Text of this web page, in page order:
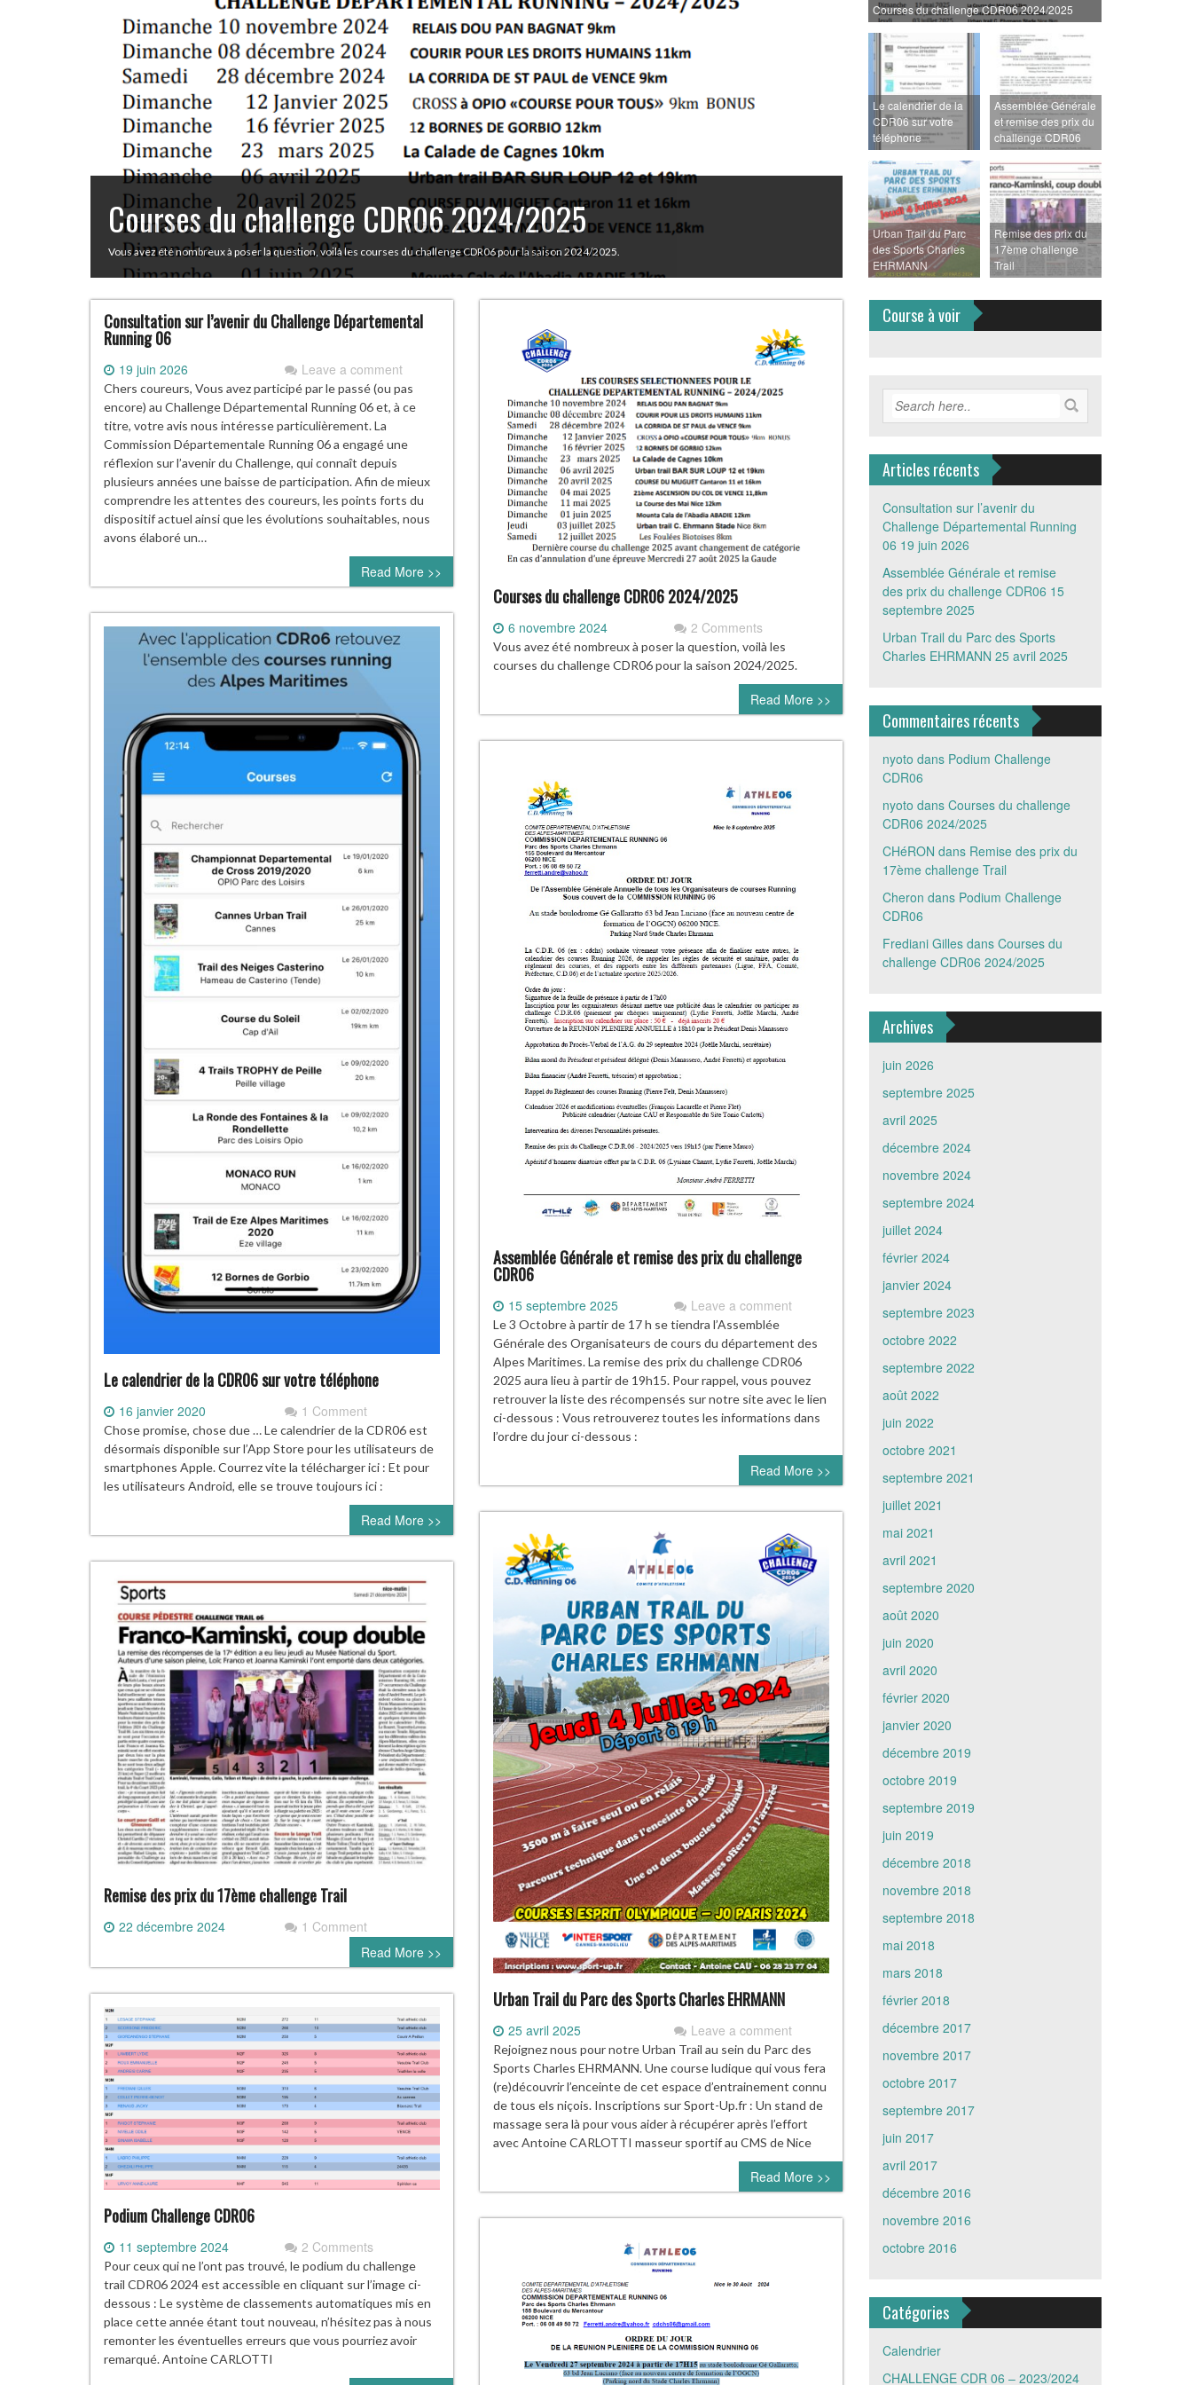
Courses du challenge CDR06 2024/2025
Vous avez été nombreux à poser la question, voilà les courses du challenge CDR06 pour la saison 2024/2025.
Courses du challenge CDR06 2024/2025
Le calendrier de la
CDR06 sur votre
téléphone
Assemblée Générale
et remise des prix du
challenge CDR06
Urban Trail du Parc
des Sports Charles
EHRMANN
Remise des prix du
17ème challenge
Trail
Consultation sur l’avenir du Challenge Départemental
Running 06
19 juin 2026 Leave a comment
Chers coureurs, Vous avez participé par le passé (ou pas
encore) au Challenge Départemental Running 06 et, à ce
titre, votre avis nous intéresse particulièrement. La
Commission Départementale Running 06 a engagé une
réflexion sur l’avenir du Challenge, qui connaît depuis
plusieurs années une baisse de participation. Afin de mieux
comprendre les attentes des coureurs, les points forts du
dispositif actuel ainsi que les évolutions souhaitables, nous
avons élaboré un…
Read More >>
Courses du challenge CDR06 2024/2025
6 novembre 2024 2 Comments
Vous avez été nombreux à poser la question, voilà les
courses du challenge CDR06 pour la saison 2024/2025.
Read More >>
Le calendrier de la CDR06 sur votre téléphone
16 janvier 2020 1 Comment
Chose promise, chose due … Le calendrier de la CDR06 est
désormais disponible sur l’App Store pour les utilisateurs de
smartphones Apple. Courrez vite la télécharger ici : Et pour
les utilisateurs Android, elle se trouve toujours ici :
Read More >>
Assemblée Générale et remise des prix du challenge
CDR06
15 septembre 2025 Leave a comment
Le 3 Octobre à partir de 17 h se tiendra l’Assemblée
Générale des Organisateurs de cours du département des
Alpes Maritimes. La remise des prix du challenge CDR06
2025 aura lieu à partir de 19h15. Pour rappel, vous pouvez
retrouver la liste des récompensés sur notre site avec le lien
ci-dessous : Vous retrouverez toutes les informations dans
l’ordre du jour ci-dessous :
Read More >>
Urban Trail du Parc des Sports Charles EHRMANN
25 avril 2025 Leave a comment
Rejoignez nous pour notre Urban Trail au sein du Parc des
Sports Charles EHRMANN. Une course ludique qui vous fera
(re)découvrir l’enceinte de cet espace d’entrainement connu
de tous els niçois. Inscriptions sur Sport-Up.fr : Un stand de
massage sera là pour vous aider à récupérer après l’effort
avec Antoine CARLOTTI masseur sportif au CMS de Nice
Read More >>
Remise des prix du 17ème challenge Trail
22 décembre 2024
1 Comment
Read More >>
Podium Challenge CDR06
11 septembre 2024 2 Comments
Pour ceux qui ne l’ont pas trouvé, le podium du challenge
trail CDR06 2024 est accessible en cliquant sur l’image ci-
dessous : Le système de classements automatiques mis en
place cette année étant tout nouveau, n’hésitez pas à nous
remonter les éventuelles erreurs que vous pourriez avoir
remarqué. Antoine CARLOTTI
Course à voir
Articles récents
Consultation sur l’avenir du
Challenge Départemental Running
06 19 juin 2026
Assemblée Générale et remise
des prix du challenge CDR06 15
septembre 2025
Urban Trail du Parc des Sports
Charles EHRMANN 25 avril 2025
Commentaires récents
nyoto dans Podium Challenge
CDR06
nyoto dans Courses du challenge
CDR06 2024/2025
CHéRON dans Remise des prix du
17ème challenge Trail
Cheron dans Podium Challenge
CDR06
Frediani Gillesdans Courses du
challenge CDR06 2024/2025
Archives
juin 2026
septembre 2025
avril 2025
décembre 2024
novembre 2024
septembre 2024
juillet 2024
février 2024
janvier 2024
septembre 2023
octobre 2022
septembre 2022
août 2022
juin 2022
octobre 2021
septembre 2021
juillet 2021
mai 2021
avril 2021
septembre 2020
août 2020
juin 2020
avril 2020
février 2020
janvier 2020
décembre 2019
octobre 2019
septembre 2019
juin 2019
décembre 2018
novembre 2018
septembre 2018
mai 2018
mars 2018
février 2018
décembre 2017
novembre 2017
octobre 2017
septembre 2017
juin 2017
avril 2017
décembre 2016
novembre 2016
octobre 2016
Catégories
Calendrier
CHALLENGE CDR 06 – 2023/2024